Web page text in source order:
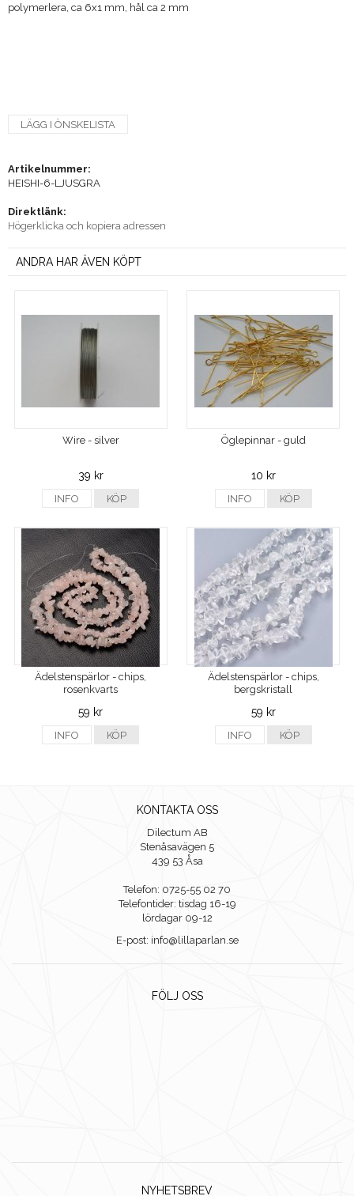
polymerlera, ca 6x1 mm, hål ca 2 mm
LÄGG I ÖNSKELISTA
Artikelnummer:
HEISHI-6-LJUSGRA
Direktlänk:
Högerklicka och kopiera adressen
ANDRA HAR ÄVEN KÖPT
Wire - silver
39 kr
INFO KÖP
Öglepinnar - guld
10 kr
INFO KÖP
Ädelstenspärlor - chips,
rosenkvarts
59 kr
INFO KÖP
Ädelstenspärlor - chips,
bergskristall
59 kr
INFO KÖP
KONTAKTA OSS
Dilectum AB
Stenåsavägen 5
439 53 Åsa
Telefon: 0725-55 02 70
Telefontider: tisdag 16-19
lördagar 09-12
E-post: info@lillaparlan.se
FÖLJ OSS
NYHETSBREV